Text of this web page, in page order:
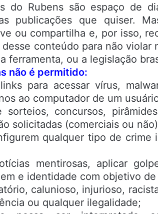
do Rubens são espaço de
publicações que quiser.
ou compartilha e, por isso,
conteúdo para não violar
ferramenta, ou a legislação
não é permitido:
para acessar vírus,
ao computador de um
sorteios, concursos,
solicitadas (comerciais ou
qualquer tipo de crime
mentirosas, aplicar
e identidade com objetivo
calunioso, injurioso,
ou qualquer ilegalidade;